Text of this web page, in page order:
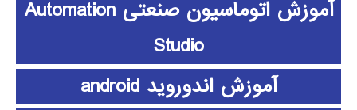
آموزش اتوماسیون صنعتی Automation
Studio
آموزش اندوروید android